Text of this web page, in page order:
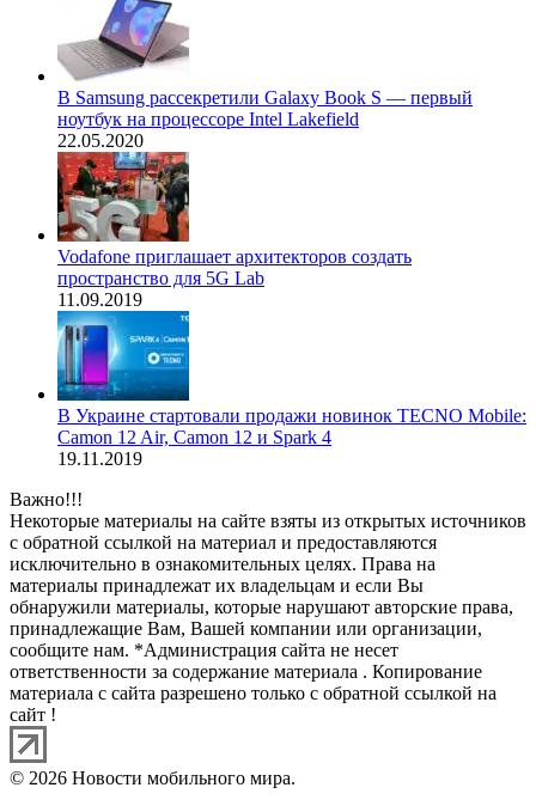
В Samsung рассекретили Galaxy Book S — первый
ноутбук на процессоре Intel Lakefield
22.05.2020
Vodafone приглашает архитекторов создать
пространство для 5G Lab
11.09.2019
В Украине стартовали продажи новинок TECNO Mobile:
Camon 12 Air, Camon 12 и Spark 4
19.11.2019
Важно!!!
Некоторые материалы на сайте взяты из открытых источников
с обратной ссылкой на материал и предоставляются
исключительно в ознакомительных целях. Права на
материалы принадлежат их владельцам и если Вы
обнаружили материалы, которые нарушают авторские права,
принадлежащие Вам, Вашей компании или организации,
сообщите нам. *Администрация сайта не несет
ответственности за содержание материала . Копирование
материала с сайта разрешено только с обратной ссылкой на
сайт !
© 2026 Новости мобильного мира.